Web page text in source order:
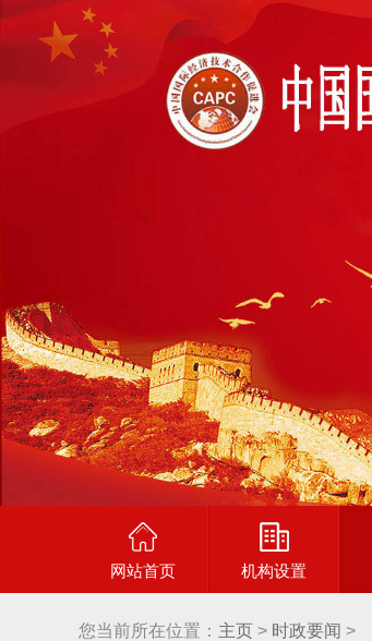
网站首页 机构设置
您当前所在位置： 主页 > 时政要闻 >